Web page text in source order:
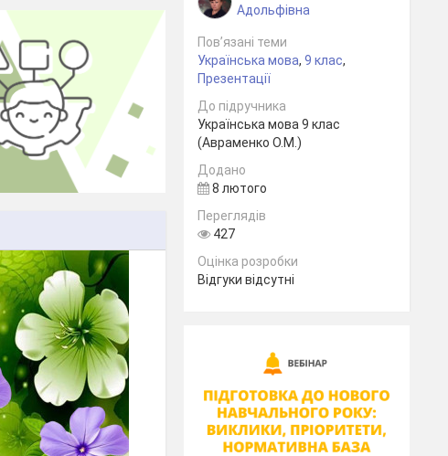
Адольфівна
Пов’язані теми
Українська мова,9 клас,
Презентації
До підручника
Українська мова 9 клас
(Авраменко О.М.)
Додано
8 лютого
Переглядів
427
Оцінка розробки
Відгуки відсутні